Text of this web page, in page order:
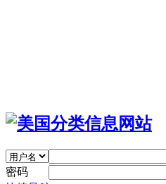
密码